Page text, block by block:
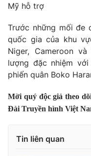
Sản phẩm
Thị trường
Tư vấn
Lịch phát sóng
Chuyên mục khác
Emagazine
Photo
Video
Mỹ hỗ trợ
Trước những mối đe
quốc gia của khu
Niger, Cameroon
lượng đặc nhiệm
phiến quân Boko
Mời quý độc giả theo
Đài Truyền hình Việt
Tin liên quan